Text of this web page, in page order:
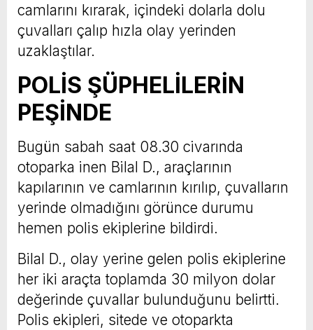
camlarını kırarak, içindeki dolarla dolu
çuvalları çalıp hızla olay yerinden
uzaklaştılar.
POLİS ŞÜPHELİLERİN
PEŞİNDE
Bugün sabah saat 08.30 civarında
otoparka inen Bilal D., araçlarının
kapılarının ve camlarının kırılıp, çuvalların
yerinde olmadığını görünce durumu
hemen polis ekiplerine bildirdi.
Bilal D., olay yerine gelen polis ekiplerine
her iki araçta toplamda 30 milyon dolar
değerinde çuvallar bulunduğunu belirtti.
Polis ekipleri, sitede ve otoparkta